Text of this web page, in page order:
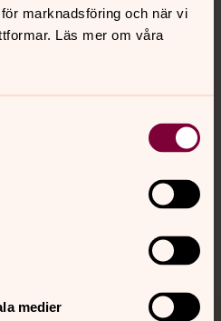
marknadsföring och när vi
Läs mer om våra
medier